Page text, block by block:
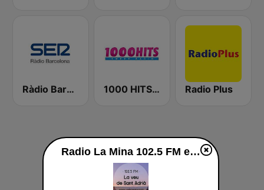
Ràdio Barcelona SER 1000 HITS Sweet Radio Radio Plus
Radio La Mina 102.5 FM en vivo